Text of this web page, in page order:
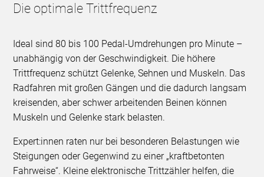
Die optimale Trittfrequenz
Ideal sind 80 bis 100 Pedal-Umdrehungen pro Minute –
unabhängig von der Geschwindigkeit. Die höhere
Trittfrequenz schützt Gelenke, Sehnen und Muskeln. Das
Radfahren mit großen Gängen und die dadurch langsam
kreisenden, aber schwer arbeitenden Beinen können
Muskeln und Gelenke stark belasten.
Expert:innen raten nur bei besonderen Belastungen wie
Steigungen oder Gegenwind zu einer „kraftbetonten
Fahrweise“. Kleine elektronische Trittzähler helfen, die